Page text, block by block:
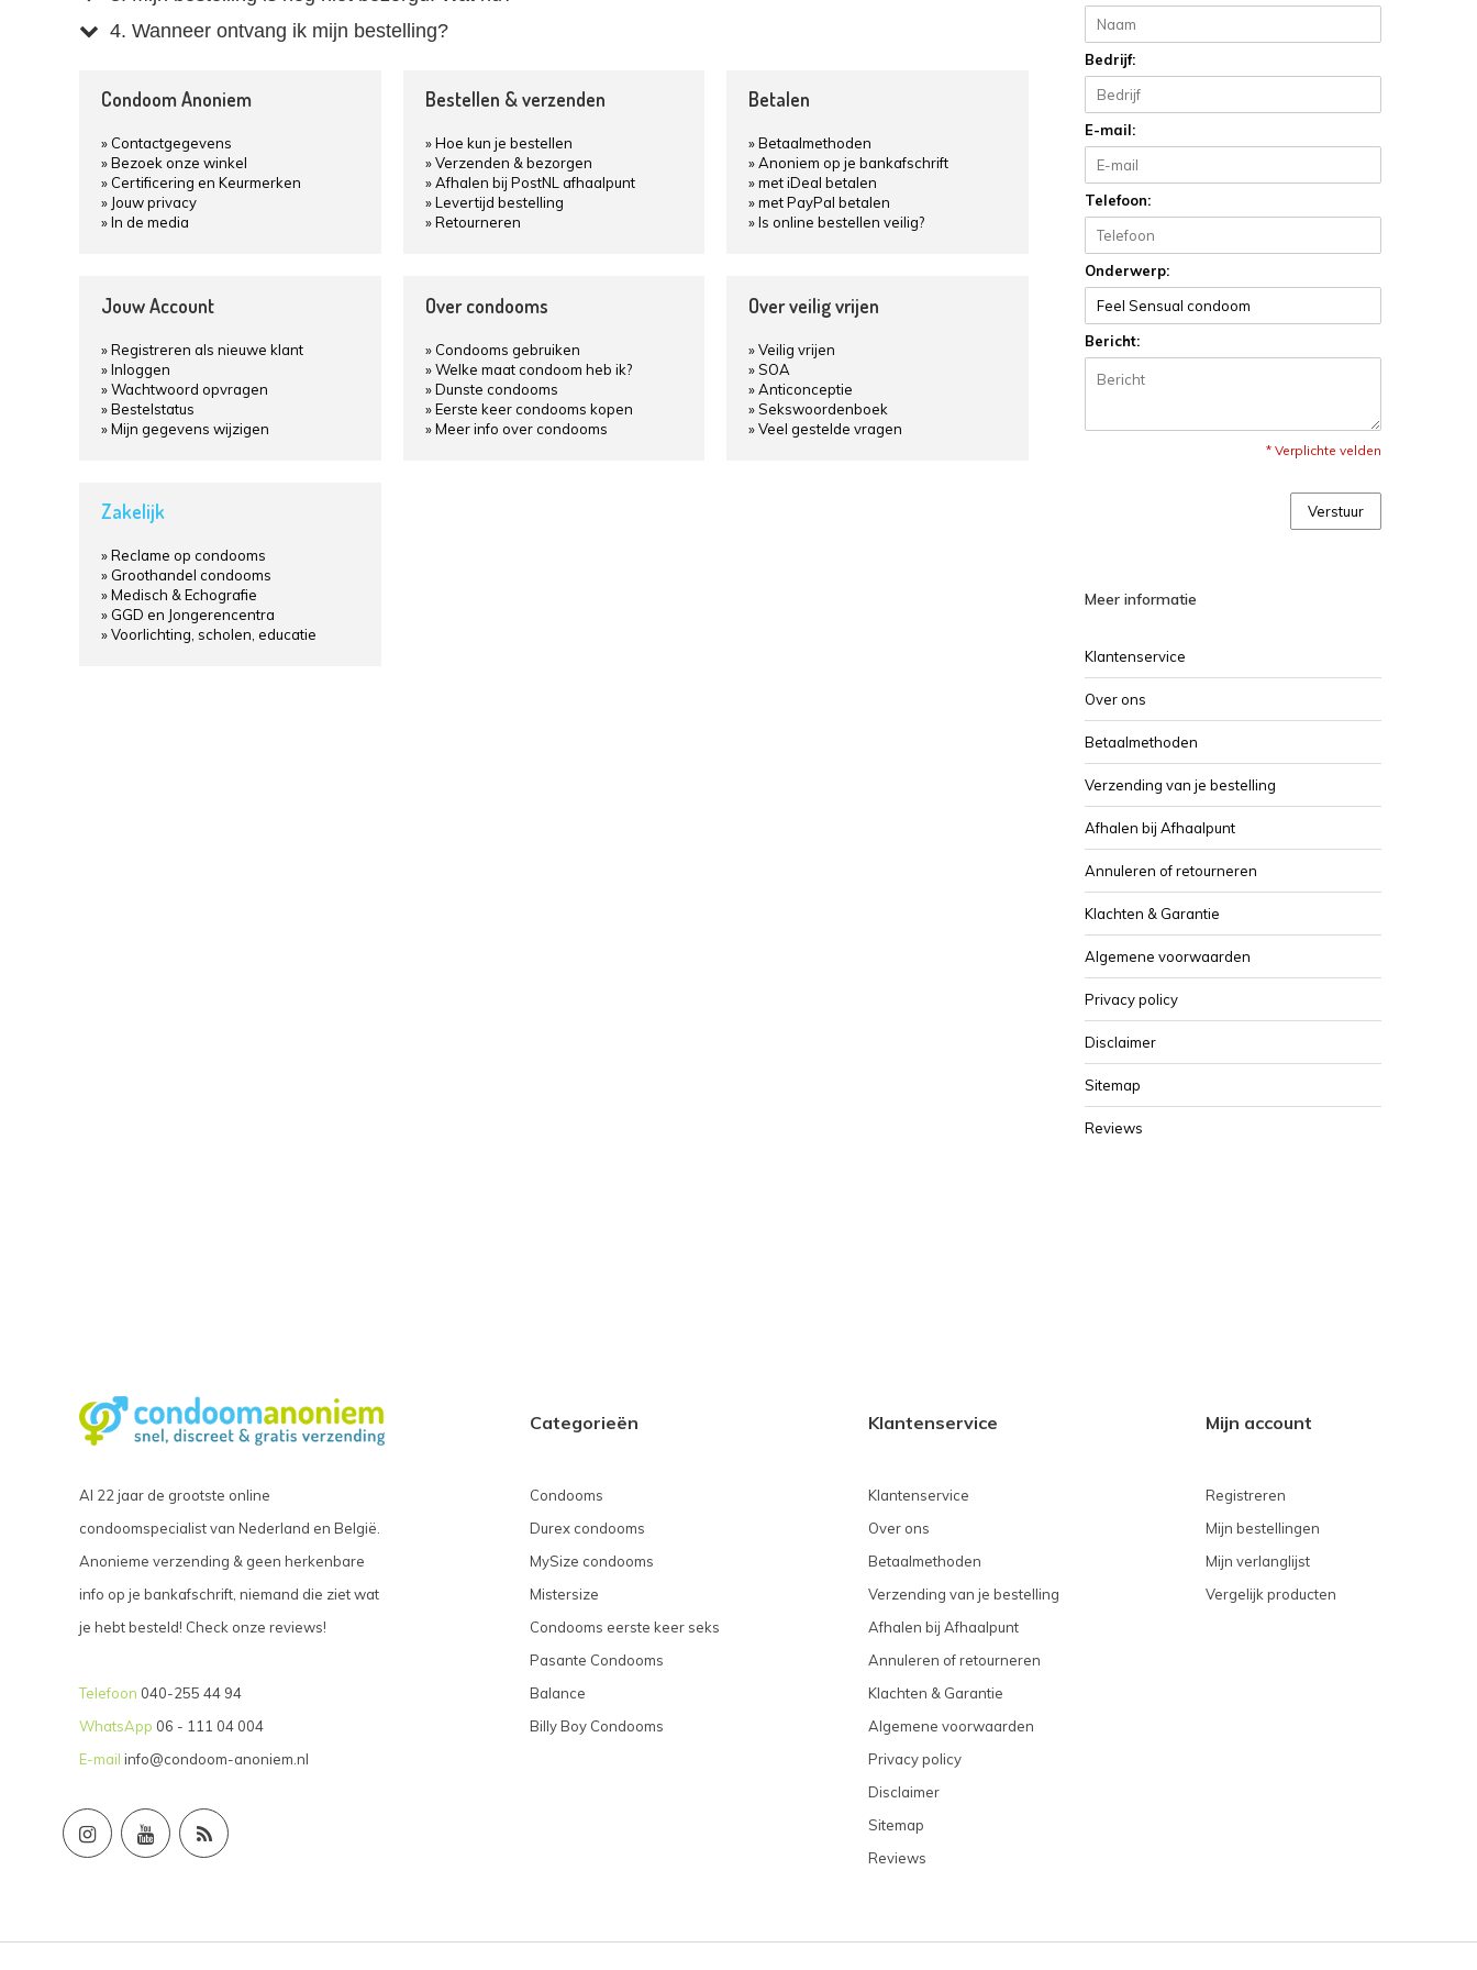
4. Wanneer ontvang ik mijn bestelling?
Condoom Anoniem
Contactgegevens
Bezoek onze winkel
Certificering en Keurmerken
Jouw privacy
In de media
Bestellen & verzenden
Hoe kun je bestellen
Verzenden & bezorgen
Afhalen bij PostNL afhaalpunt
Levertijd bestelling
Retourneren
Betalen
Betaalmethoden
Anoniem op je bankafschrift
met iDeal betalen
met PayPal betalen
Is online bestellen veilig?
Jouw Account
Registreren als nieuwe klant
Inloggen
Wachtwoord opvragen
Bestelstatus
Mijn gegevens wijzigen
Over condooms
Condooms gebruiken
Welke maat condoom heb ik?
Dunste condooms
Eerste keer condooms kopen
Meer info over condooms
Over veilig vrijen
Veilig vrijen
SOA
Anticonceptie
Sekswoordenboek
Veel gestelde vragen
Zakelijk
Reclame op condooms
Groothandel condooms
Medisch & Echografie
GGD en Jongerencentra
Voorlichting, scholen, educatie
Bedrijf:
E-mail:
Telefoon:
Onderwerp:
Bericht:
* Verplichte velden
Verstuur
Meer informatie
Klantenservice
Over ons
Betaalmethoden
Verzending van je bestelling
Afhalen bij Afhaalpunt
Annuleren of retourneren
Klachten & Garantie
Algemene voorwaarden
Privacy policy
Disclaimer
Sitemap
Reviews
Al 22 jaar de grootste online
condoomspecialist van Nederland en België.
Anonieme verzending & geen herkenbare
info op je bankafschrift, niemand die ziet wat
je hebt besteld! Check onze reviews!
Telefoon 040-255 44 94
WhatsApp 06 - 111 04 004
E-mail info@condoom-anoniem.nl
Categorieën
Condooms
Durex condooms
MySize condooms
Mistersize
Condooms eerste keer seks
Pasante Condooms
Balance
Billy Boy Condooms
Klantenservice
Klantenservice
Over ons
Betaalmethoden
Verzending van je bestelling
Afhalen bij Afhaalpunt
Annuleren of retourneren
Klachten & Garantie
Algemene voorwaarden
Privacy policy
Disclaimer
Sitemap
Reviews
Mijn account
Registreren
Mijn bestellingen
Mijn verlanglijst
Vergelijk producten